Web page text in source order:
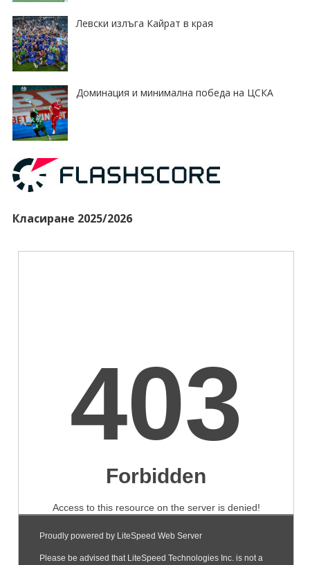
Левски излъга Кайрат в края
Доминация и минимална победа на ЦСКА
Класиране 2025/2026